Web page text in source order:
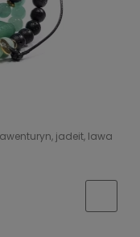
jadeit, lawa